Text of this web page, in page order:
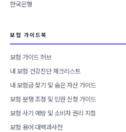
한국은행
보험 가이드북
보험 가이드 허브
내 보험 건강진단 체크리스트
내 보험금 찾기 및 숨은 자산 가이드
보험 분쟁 조정 및 민원 신청 가이드
보험 사기 예방 및 소비자 권리 지침
보험 용어 대백과사전